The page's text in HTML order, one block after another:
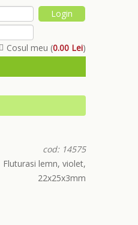
Cosul meu (0.00 Lei)
cod: 14575